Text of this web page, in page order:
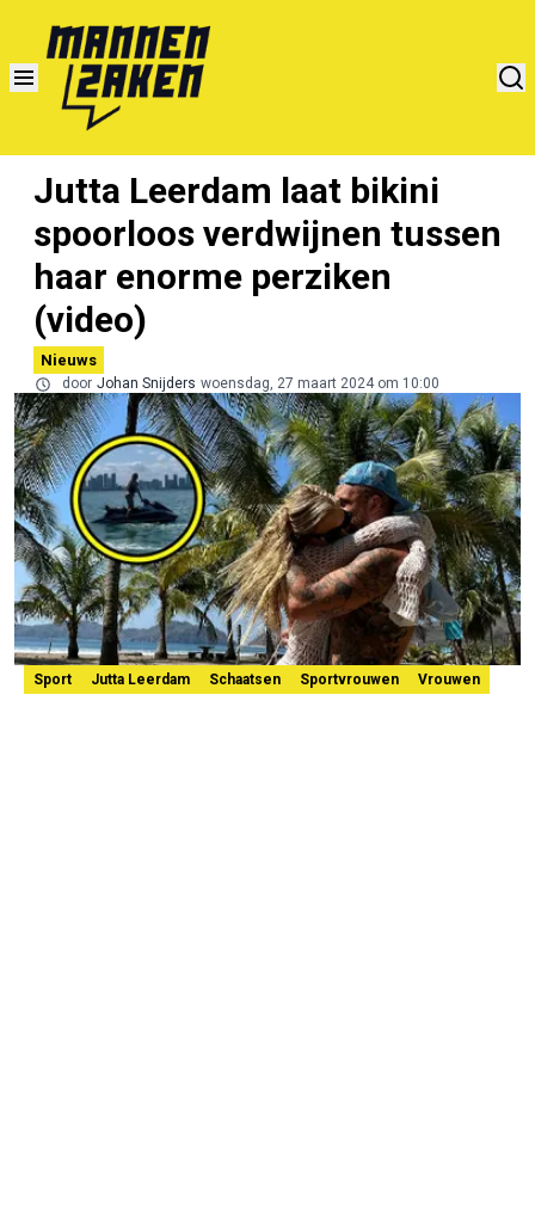
Jutta Leerdam laat bikini
spoorloos verdwijnen tussen
haar enorme perziken
(video)
Nieuws
door Johan Snijders woensdag, 27 maart 2024 om 10:00
Sport Jutta Leerdam Schaatsen Sportvrouwen Vrouwen